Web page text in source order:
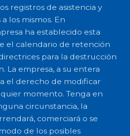
registros de asistencia y
los mismos. En
ha establecido esta
el calendario de retención
para la destrucción
La empresa, a su entera
el derecho de modificar
momento. Tenga en
circunstancia, la
comerciará o se
de los posibles